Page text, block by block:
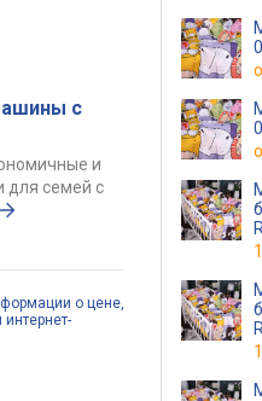
с
и
для семей с
о цене,